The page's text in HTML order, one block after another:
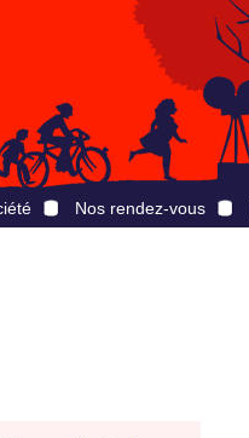
Nos rendez-vous